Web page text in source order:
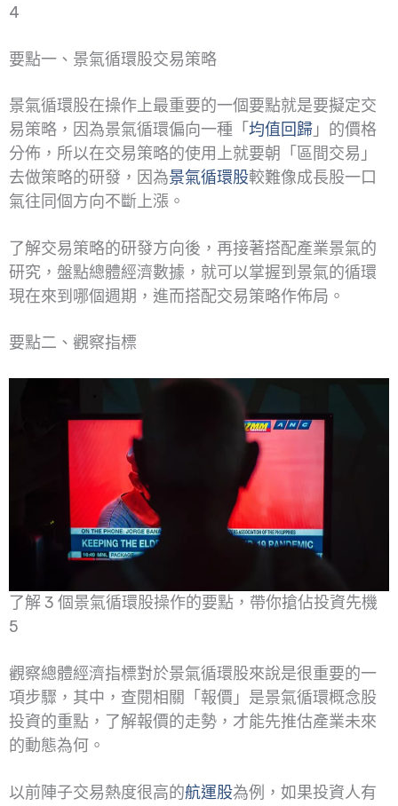
4
要點一、景氣循環股交易策略
景氣循環股在操作上最重要的一個要點就是要擬定交
易策略，因為景氣循環偏向一種「 均值回歸 」的價格
分佈，所以在交易策略的使用上就要朝「區間交易」
去做策略的研發，因為景氣循環股較難像成長股一口
氣往同個方向不斷上漲。
了解交易策略的研發方向後，再接著搭配產業景氣的
研究，盤點總體經濟數據，就可以掌握到景氣的循環
現在來到哪個週期，進而搭配交易策略作佈局。
要點二、觀察指標
了解 3 個景氣循環股操作的要點，帶你搶佔投資先機
5
觀察總體經濟指標對於景氣循環股來說是很重要的一
項步驟，其中，查閱相關「報價」是景氣循環概念股
投資的重點，了解報價的走勢，才能先推估產業未來
的動態為何。
以前陣子交易熱度很高的航運股為例，如果投資人有